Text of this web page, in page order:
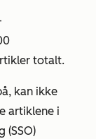
totalt.
kan ikke
artiklene i
(SSO)